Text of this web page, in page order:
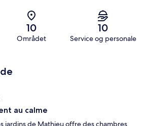
10
Området
10
Service og personale
au calme
jardins de Mathieu offre des chambres